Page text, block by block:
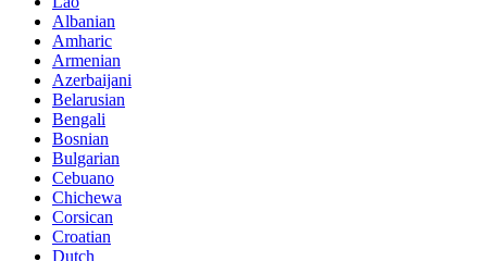
Albanian
Amharic
Armenian
Azerbaijani
Belarusian
Bengali
Bosnian
Bulgarian
Cebuano
Chichewa
Corsican
Croatian
Dutch